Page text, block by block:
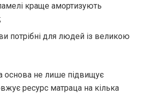
краще амортизують
потрібні для людей із великою
основа не лише підвищує
ресурс матраца на кілька